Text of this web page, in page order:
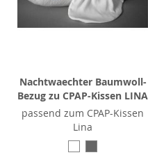
Nachtwaechter Baumwoll-
Bezug zu CPAP-Kissen LINA
passend zum CPAP-Kissen
Lina